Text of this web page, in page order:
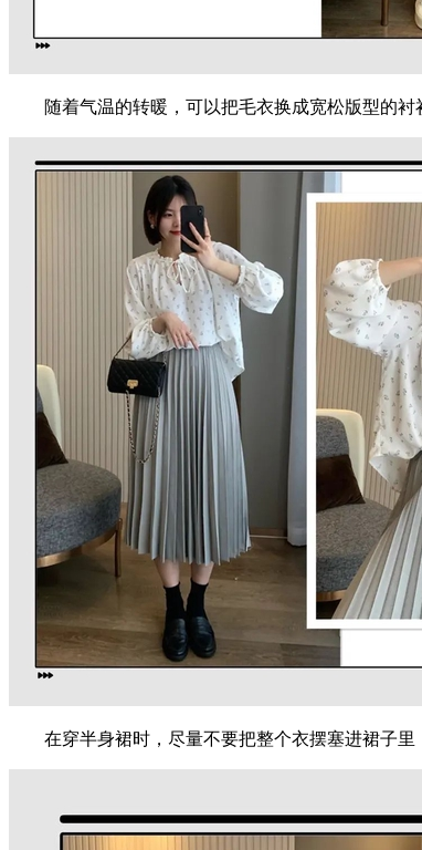
随着气温的转暖，可以把毛衣换成宽松版型的衬
在穿半身裙时，尽量不要把整个衣摆塞进裙子里